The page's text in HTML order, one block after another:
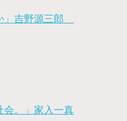
」吉野源三郎
会。」家入一真